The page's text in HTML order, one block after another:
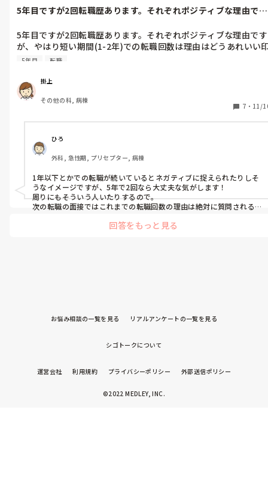
5年目ですが2回転職歴あります。それぞれポジティブな理由です
5年目ですが2回転職歴あります。それぞれポジティブな理由です
が、やはり短い期間(1-2年)での転職回数は理由はどうあれいい
象はもたれないものでしょうか。思い描いているキャリアはない
かと聞かれたらそこまでではないので、また転職を考えてしまっ
ています。批判ではなくアドバイスをお願いします。
5年目 転職
掛上
その他の科, 病棟
7 ・ 11/
ひろ
外科, 急性期, プリセプター, 病棟
1年以下とかでの転職が続いているとネガティブに捉えられたりしそ
うなイメージですが、5年で2回なら大丈夫な気がします！
周りにもそういう人いたりするので。
次の転職の面接ではこれまでの転職回数の理由は絶対に質問される
と伝えられれば問題ないと思いますよ！
回答をもっと見る
お悩み相談の一覧を見る リアルアンケートの一覧を見る
シゴトークについて
運営会社 利用規約 プライバシーポリシー 外部送信ポリシー
©2022 MEDLEY, INC.